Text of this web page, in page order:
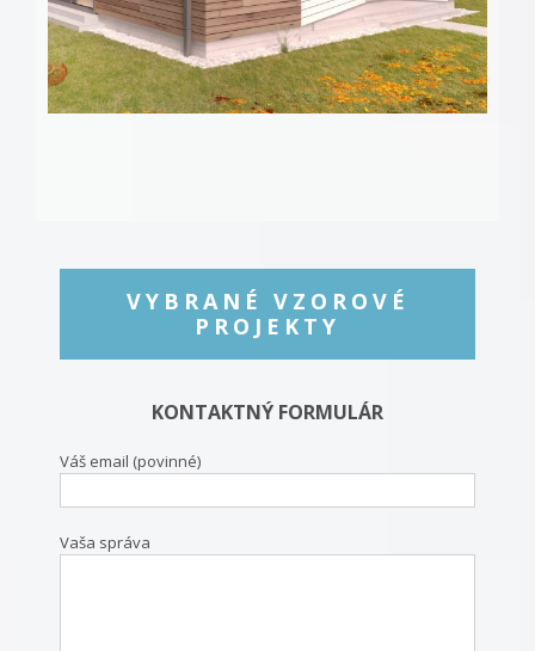
VYBRANÉ VZOROVÉ
PROJEKTY
KONTAKTNÝ FORMULÁR
Váš email (povinné)
Vaša správa